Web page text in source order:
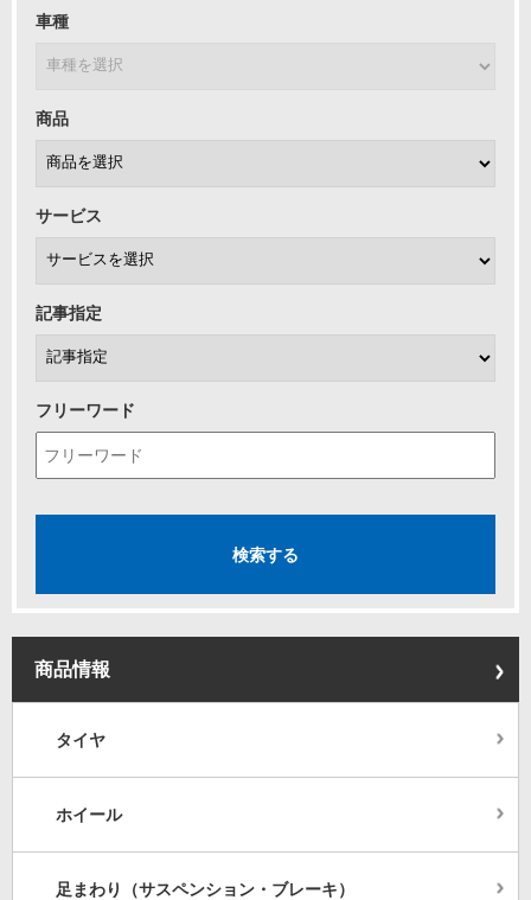
車種
商品
サービス
記事指定
フリーワード
商品情報
タイヤ
ホイール
足まわり（サスペンション・ブレーキ）